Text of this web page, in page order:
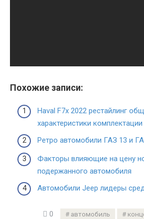
Похожие записи:
Haval F7x 2022 рестайлинг
характеристики
Ретро автомобили ГАЗ 13 и
Факторы влияющие на цену
подержанного автомобиля
Автомобили Jeep лидеры
0 автомобиль